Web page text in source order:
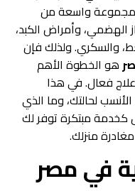
مجموعة واسعة من
الهضمي، وأمراض الكبد،
والسكري. ولذلك فإن
هو الخطوة الأهم
فعال. في هذا
لحالتك، وما الذي
كخدمة مبتكرة توفر لك
منزلك.
في مصر